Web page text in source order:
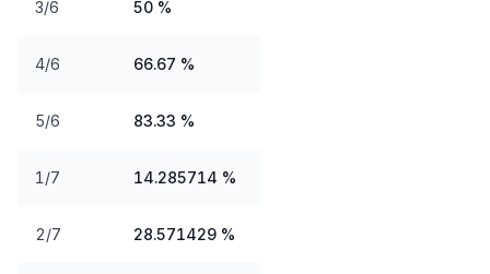
3/6 50 %
4/6 66.67 %
5/6 83.33 %
1/7 14.285714 %
2/7 28.571429 %